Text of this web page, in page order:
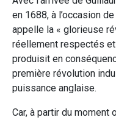
en 1688, à l’occasion
appelle la « glorieuse
réellement respectés
produisit en
première révolution
puissance anglaise.
Car, à partir du